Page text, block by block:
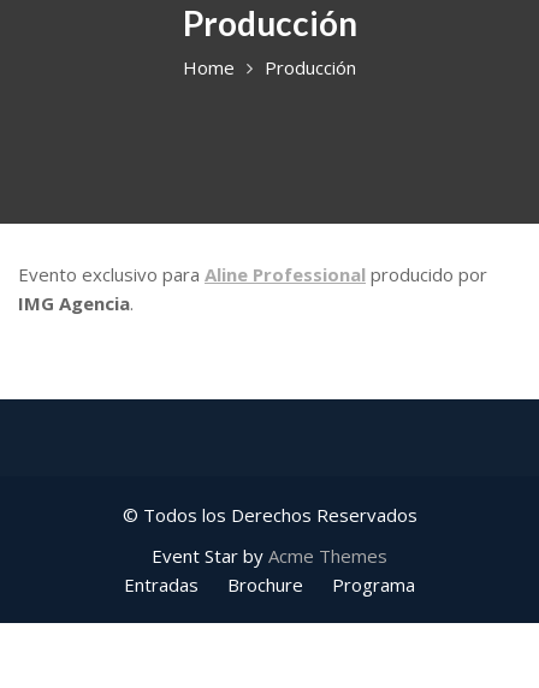
Producción
Home Producción
Evento exclusivo para Aline Professional producido por
IMG Agencia.
© Todos los Derechos Reservados
Event Star by Acme Themes
Entradas
Brochure Programa